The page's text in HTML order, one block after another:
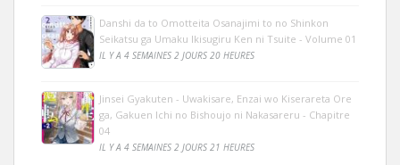
Danshi da to Omotteita Osanajimi to no Shinkon
Seikatsu ga Umaku Ikisugiru Ken ni Tsuite - Volume 01
IL Y A 4 SEMAINES 2 JOURS 20 HEURES
Jinsei Gyakuten - Uwakisare, Enzai wo Kiserareta Ore
ga, Gakuen Ichi no Bishoujo ni Nakasareru - Chapitre
04
IL Y A 4 SEMAINES 2 JOURS 21 HEURES